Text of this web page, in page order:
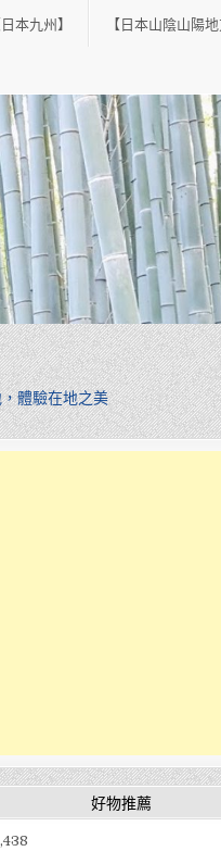
日本九州】 【日本山陰山陽地
體驗在地之美
好物推薦